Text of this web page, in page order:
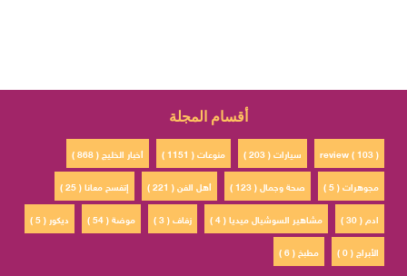
أقسام المجلة
أخبار الخليج ( 868 ) منوعات ( 1151 ) سيارات ( 203 )
review ( 103 )
إتفسح معانا ( 25 )
أهل الفن ( 221 ) صحة وجمال ( 123 )
مجوهرات ( 5 )
ديكور ( 5 )
موضة ( 54 ) زفاف ( 3 ) مشاهير السوشيال ميديا ( 4 )
ادم ( 30 )
مطبخ ( 6 )
الأبراج ( 0 )